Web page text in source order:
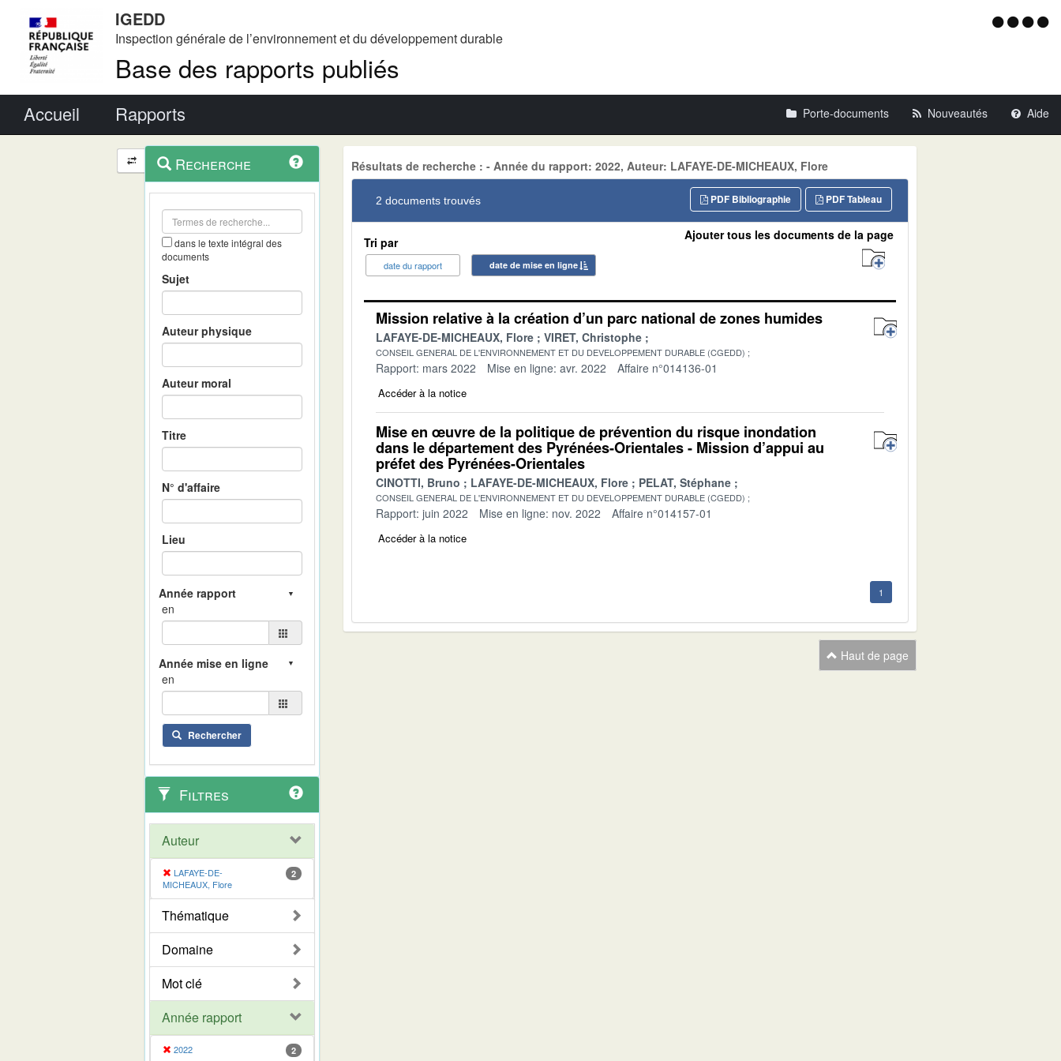
IGEDD
Inspection générale de l’environnement et du développement durable
Base des rapports publiés
Menu
Accueil Rapports Porte-documents Nouveautés Aide
Navigation
et
outils
contextuel
Recherche
dans le texte intégral des
documents
Sujet
Auteur physique
Auteur moral
Titre
N° d'affaire
Lieu
en
en
Rechercher
Filtres
Auteur
LAFAYE-DE-
MICHEAUX, Flore
2
Thématique
Domaine
Mot clé
Année rapport
2022 2
Résultats de recherche : - Année du rapport: 2022, Auteur: LAFAYE-DE-MICHEAUX, Flore
2 documents trouvés PDF Tableau
PDF Bibliographie
Tri par
date du rapport date de mise en ligne
Ajouter tous les documents de la page
Mission relative à la création d’un parc national de zones humides
LAFAYE-DE-MICHEAUX, Flore VIRET, Christophe
CONSEIL GENERAL DE L'ENVIRONNEMENT ET DU DEVELOPPEMENT DURABLE (CGEDD)
Rapport: mars 2022 Mise en ligne: avr. 2022 Affaire n°014136-01
Accéder à la notice
Mise en œuvre de la politique de prévention du risque inondation
dans le département des Pyrénées-Orientales - Mission d’appui au
préfet des Pyrénées-Orientales
CINOTTI, Bruno LAFAYE-DE-MICHEAUX, Flore PELAT, Stéphane
CONSEIL GENERAL DE L'ENVIRONNEMENT ET DU DEVELOPPEMENT DURABLE (CGEDD)
Rapport: juin 2022 Mise en ligne: nov. 2022 Affaire n°014157-01
Accéder à la notice
1
Haut de page